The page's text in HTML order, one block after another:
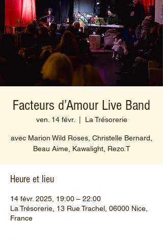
Facteurs d’Amour Live Band
ven. 14 févr. La Trésorerie
avec Marion Wild Roses, Christelle Bernard,
Beau Aime, Kawalight, Rezo.T
Heure et lieu
14 févr. 2025, 19:00 – 22:00
La Trésorerie, 13 Rue Trachel, 06000 Nice,
France